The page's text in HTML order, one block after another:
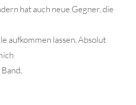
hat auch neue Gegner, die
aufkommen lassen. Absolut